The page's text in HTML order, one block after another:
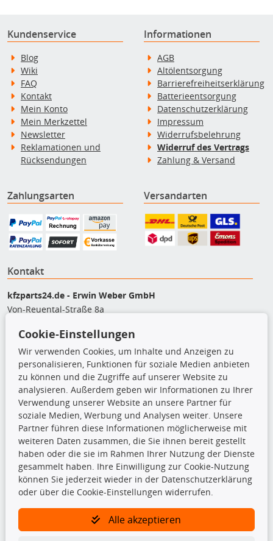
Kundenservice
Blog
Wiki
FAQ
Kontakt
Mein Konto
Mein Merkzettel
Newsletter
Reklamationen und
Rücksendungen
Informationen
AGB
Altölentsorgung
Barrierefreiheitserklärung
Batterieentsorgung
Datenschutzerklärung
Impressum
Widerrufsbelehrung
Widerruf des Vertrags
Zahlung & Versand
Zahlungsarten Versandarten
Kontakt
kfzparts24.de - Erwin Weber GmbH
Von-Reuental-Straße 8a
+49 (0) 8165 / 948 77 24
shop@kfzparts24.de
Top Produkte
Dachboxen
Dachgrundträger
Ersatzteile
Fahrradträger
Motoröle
Pflege- & Wartungsmittel
Schneeketten
TecDoc Inside
Cookie-Einstellungen
Wir verwenden Cookies, um Inhalte und Anzeigen zu
personalisieren, Funktionen für soziale Medien anbieten
zu können und die Zugriffe auf unserer Website zu
analysieren. Außerdem geben wir Informationen zu Ihrer
Verwendung unserer Website an unsere Partner für
soziale Medien, Werbung und Analysen weiter. Unsere
Partner führen diese Informationen möglicherweise mit
weiteren Daten zusammen, die Sie ihnen bereit gestellt
haben oder die sie im Rahmen Ihrer Nutzung der Dienste
gesammelt haben. Ihre Einwilligung zur Cookie-Nutzung
können Sie jederzeit wieder in der Datenschutzerklärung
oder über die Cookie-Einstellungen widerrufen.
Alle akzeptieren